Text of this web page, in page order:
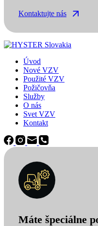
Kontaktujte nás
Úvod
Nové VZV
Použité VZV
Požičovňa
Služby
O nás
Svet VZV
Kontakt
Máte špeciálne